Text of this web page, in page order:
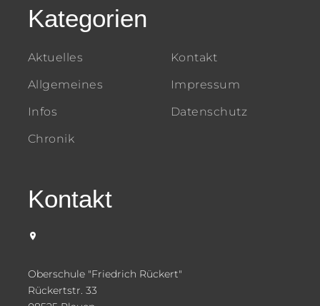
Kategorien
Aktuelles
Allgemeines
Infos
Chronik
Kontakt
Impressum
Datenschutz
Kontakt
Oberschule "Friedrich Rückert"
Rückertstr. 33